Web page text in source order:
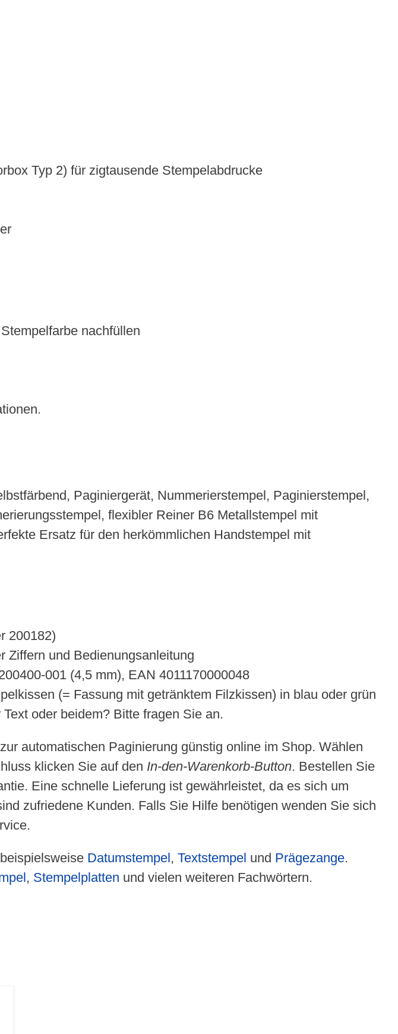
Typ 2) für zigtausende Stempelabdrucke
nachfüllen
Paginiergerät, Nummerierstempel, Paginierstempel,
flexibler Reiner B6 Metallstempel mit
Ersatz für den herkömmlichen Handstempel mit
200182)
Ziffern und Bedienungsanleitung
001 (4,5 mm), EAN 4011170000048
(= Fassung mit getränktem Filzkissen) in blau oder grün
oder beidem? Bitte fragen Sie an.
automatischen Paginierung günstig online im Shop. Wählen
klicken Sie auf den In-den-Warenkorb-Button. Bestellen Sie
Eine schnelle Lieferung ist gewährleistet, da es sich um
zufriedene Kunden. Falls Sie Hilfe benötigen wenden Sie sich
Datumstempel , Textstempel und Prägezange.
, Stempelplatten und vielen weiteren Fachwörtern.